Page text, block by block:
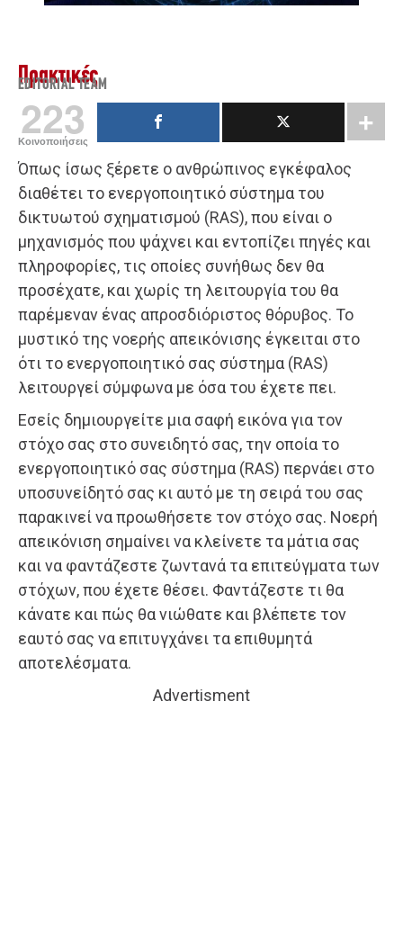
Πρακτικές
EDITORIAL TEAM
223
Κοινοποιήσεις
Όπως ίσως ξέρετε ο ανθρώπινος εγκέφαλος
διαθέτει το ενεργοποιητικό σύστημα του
δικτυωτού σχηματισμού (RAS), που είναι ο
μηχανισμός που ψάχνει και εντοπίζει πηγές και
πληροφορίες, τις οποίες συνήθως δεν θα
προσέχατε, και χωρίς τη λειτουργία του θα
παρέμεναν ένας απροσδιόριστος θόρυβος. Το
μυστικό της νοερής απεικόνισης έγκειται στο
ότι το ενεργοποιητικό σας σύστημα (RAS)
λειτουργεί σύμφωνα με όσα του έχετε πει.
Εσείς δημιουργείτε μια σαφή εικόνα για τον
στόχο σας στο συνειδητό σας, την οποία το
ενεργοποιητικό σας σύστημα (RAS) περνάει στο
υποσυνείδητό σας κι αυτό με τη σειρά του σας
παρακινεί να προωθήσετε τον στόχο σας. Νοερή
απεικόνιση σημαίνει να κλείνετε τα μάτια σας
και να φαντάζεστε ζωντανά τα επιτεύγματα των
στόχων, που έχετε θέσει. Φαντάζεστε τι θα
κάνατε και πώς θα νιώθατε και βλέπετε τον
εαυτό σας να επιτυγχάνει τα επιθυμητά
αποτελέσματα.
Advertisment